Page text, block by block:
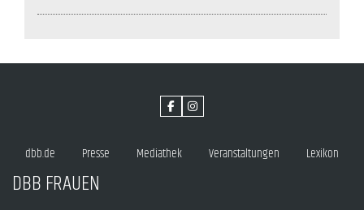
dbb.de Presse Mediathek Veranstaltungen Lexikon
DBB FRAUEN